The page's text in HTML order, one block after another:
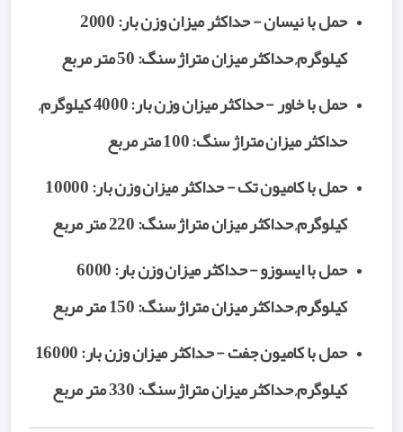
حمل با نیسان - حداکثر میزان وزن بار: 2000
کیلوگرم, حداکثر میزان متراژ سنگ: 50 متر مربع
حمل با خاور - حداکثر میزان وزن بار: 4000 کیلوگرم,
حداکثر میزان متراژ سنگ: 100 متر مربع
حمل با کامیون تک - حداکثر میزان وزن بار: 10000
کیلوگرم, حداکثر میزان متراژ سنگ: 220 متر مربع
حمل با ایسوزو - حداکثر میزان وزن بار: 6000
کیلوگرم, حداکثر میزان متراژ سنگ: 150 متر مربع
حمل با کامیون جفت - حداکثر میزان وزن بار: 16000
کیلوگرم, حداکثر میزان متراژ سنگ: 330 متر مربع